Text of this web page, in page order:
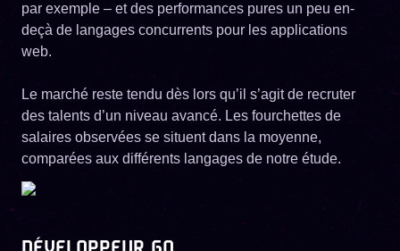
par exemple – et des performances pures un peu en-
deçà de langages concurrents pour les applications
web.
Le marché reste tendu dès lors qu’il s’agit de recruter
des talents d’un niveau avancé. Les fourchettes de
salaires observées se situent dans la moyenne,
comparées aux différents langages de notre étude.